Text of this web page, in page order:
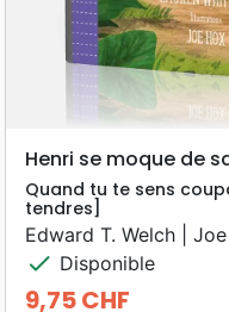
Henri se moque de
Quand tu te sens
tendres]
Edward T. Welch |
check Disponible
9,75 CHF